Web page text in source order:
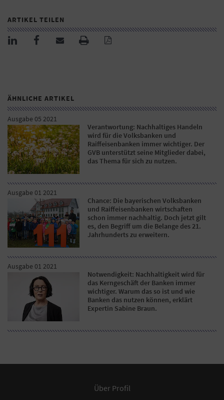
ARTIKEL TEILEN
ÄHNLICHE ARTIKEL
Ausgabe 05 2021
Verantwortung: Nachhaltiges Handeln
wird für die Volksbanken und
Raiffeisenbanken immer wichtiger. Der
GVB unterstützt seine Mitglieder dabei,
das Thema für sich zu nutzen.
Ausgabe 01 2021
Chance: Die bayerischen Volksbanken
und Raiffeisenbanken wirtschaften
schon immer nachhaltig. Doch jetzt gilt
es, den Begriff um die Belange des 21.
Jahrhunderts zu erweitern.
Ausgabe 01 2021
Notwendigkeit: Nachhaltigkeit wird für
das Kerngeschäft der Banken immer
wichtiger. Warum das so ist und wie
Banken das nutzen können, erklärt
Expertin Sabine Braun.
Über Profil